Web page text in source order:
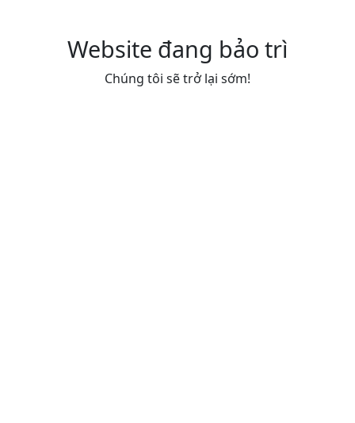
Website đang bảo trì
Chúng tôi sẽ trở lại sớm!